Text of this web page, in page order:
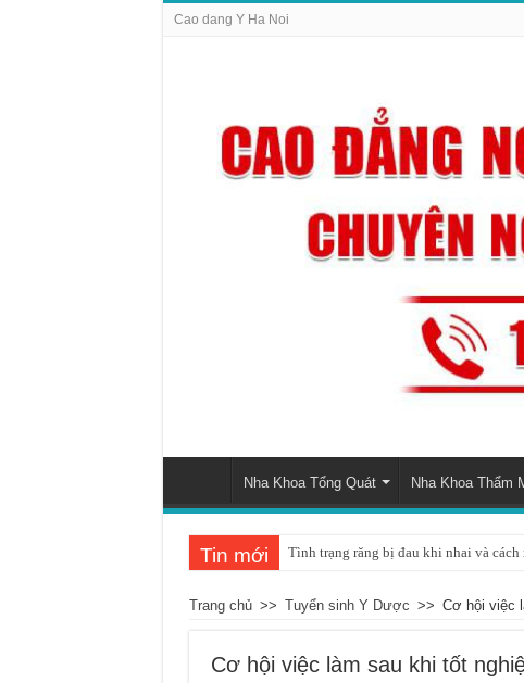
Cao dang Y Ha Noi
Nha Khoa Tổng Quát Nha Khoa Thẩm
Tin mới Tình trạng răng bị đau khi nhai và
Trang chủ >> Tuyển sinh Y Dược >> Cơ hội việc
Cơ hội việc làm sau khi tốt